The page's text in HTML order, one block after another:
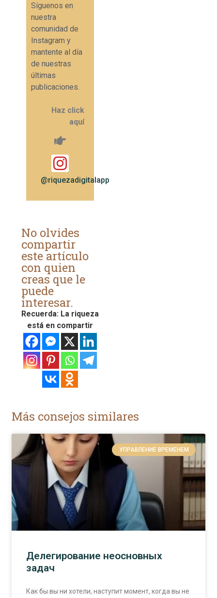
Síguenos en
nuestra
comunidad de
Instagram y
mantente al día
de nuestras
últimas
publicaciones.
Haz click
aquí
@riquezadigitalapp
No olvides
compartir
este artículo
con quien
creas que le
puede
interesar.
Recuerda: La riqueza
está en compartir
Más consejos similares
УПРАВЛЕНИЕ ВРЕМЕНЕМ
Делегирование неосновных
задач
Как бы вы ни хотели, наступит момент, когда вы не